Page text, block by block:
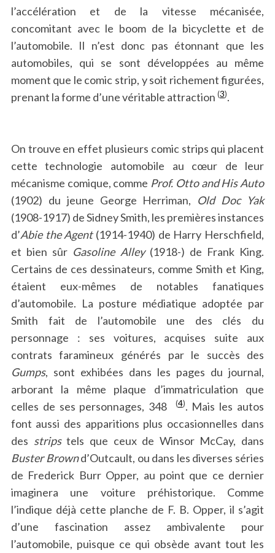
l’accélération et de la vitesse mécanisée,
concomitant avec le boom de la bicyclette et de
l’automobile. Il n’est donc pas étonnant que les
automobiles, qui se sont développées au même
moment que le comic strip, y soit richement figurées,
prenant la forme d’une véritable attraction (3).
On trouve en effet plusieurs comic strips qui placent
cette technologie automobile au cœur de leur
mécanisme comique, comme Prof. Otto and His Auto
(1902) du jeune George Herriman, Old Doc Yak
(1908-1917) de Sidney Smith, les premières instances
d’Abie the Agent(1914-1940) de Harry Herschfield,
et bien sûr Gasoline Alley(1918-) de Frank King.
Certains de ces dessinateurs, comme Smith et King,
étaient eux-mêmes de notables fanatiques
d’automobile. La posture médiatique adoptée par
Smith fait de l’automobile une des clés du
personnage : ses voitures, acquises suite aux
contrats faramineux générés par le succès des
Gumps, sont exhibées dans les pages du journal,
arborant la même plaque d’immatriculation que
celles de ses personnages, 348
(4). Mais les autos
font aussi des apparitions plus occasionnelles dans
des stripstels que ceux de Winsor McCay, dans
Buster Brownd’Outcault, ou dans les diverses séries
de Frederick Burr Opper, au point que ce dernier
imaginera une voiture préhistorique. Comme
l’indique déjà cette planche de F. B. Opper, il s’agit
d’une fascination assez ambivalente pour
l’automobile, puisque ce qui obsède avant tout les